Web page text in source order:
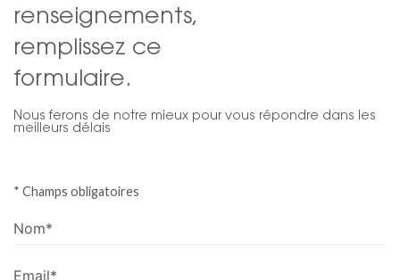
renseignements,
remplissez ce
formulaire.
Nous ferons de notre mieux pour vous répondre dans les
meilleurs délais
* Champs obligatoires
Nom*
Email*